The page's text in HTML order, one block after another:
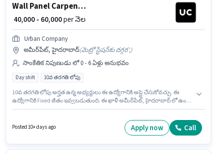
Wall Panel Carpenter
₹ 40,000 - 60,000per నెల
Urban Company
అమీర్‌పేట్, హైదరాబాద్(మెట్రో స్టేషన్‌కు దగ్గర',)
సాంకేతిక నిపుణుడు లో 0 - 6 ఏళ్లు అనుభవం
Day shift 10వ తరగతి లోపు
10వ తరగతి లోపు అర్హత ఉన్న అభ్యర్థులు ఈ ఉద్యోగానికి అప్లై చేసుకోవచ్చు. ఈ
ఉద్యోగానికి Fixed జీతం ఇవ్వబడుతుంది. ఈ ఖాళీ అమీర్‌పేట్, హైదరాబాద్ లో ఉంది.
సాంకేతిక నిపుణుడు విభాగంలో Wall Panel Carpenter గా చేరండి. ఇది Full Time
ఉద్యోగం, ఇందులో DAY shift మరియు వారానికి 6 days working ఉంటాయి.
Posted 10+ days ago Apply now Call